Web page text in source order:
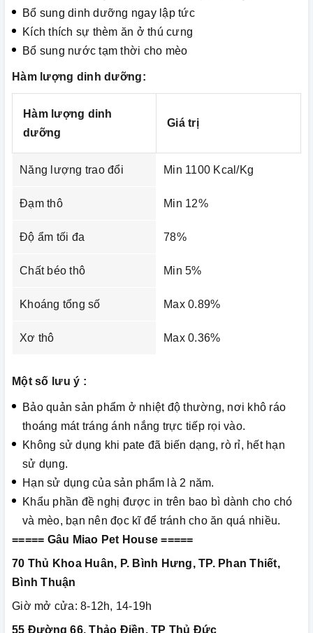
Bổ sung dinh dưỡng ngay lập tức
Kích thích sự thèm ăn ở thú cưng
Bổ sung nước tạm thời cho mèo
Hàm lượng dinh dưỡng:
Hàm lượng dinh
dưỡng
Giá trị
Năng lượng trao đổi Min 1100 Kcal/Kg
Đạm thô Min 12%
Độ ẩm tối đa 78%
Chất béo thô Min 5%
Khoáng tổng số Max 0.89%
Xơ thô Max 0.36%
Một số lưu ý :
Bảo quản sản phẩm ở nhiệt độ thường, nơi khô ráo
thoáng mát tráng ánh nắng trực tiếp rọi vào.
Không sử dụng khi pate đã biến dạng, rò rỉ, hết hạn
sử dụng.
Hạn sử dụng của sản phẩm là 2 năm.
Khẩu phần đề nghị được in trên bao bì dành cho chó
và mèo, bạn nên đọc kĩ để tránh cho ăn quá nhiều.
===== Gâu Miao Pet House =====
70 Thủ Khoa Huân, P. Bình Hưng, TP. Phan Thiết,
Bình Thuận
Giờ mở cửa: 8-12h, 14-19h
55 Đường 66, Thảo Điền, TP Thủ Đức